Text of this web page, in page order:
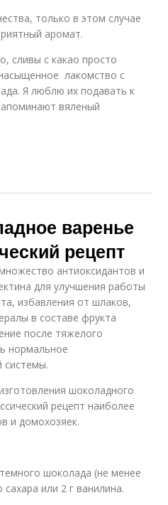
только в этом случае
аромат.
сливы с какао просто
лакомство с
Я люблю их подавать к
вяленый
варенье
рецепт
антиоксидантов и
для улучшения работы
избавления от шлаков,
в составе фрукта
после тяжелого
нормальное
системы.
шоколадного
рецепт наиболее
и домохозяек.
темного шоколада (не менее
сахара или 2 г ванилина.